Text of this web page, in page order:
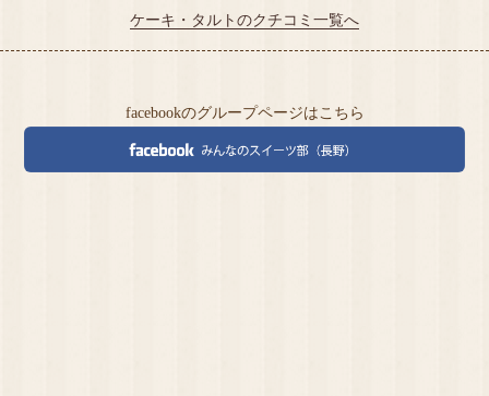
ケーキ・タルトのクチコミ一覧へ
facebookのグループページはこちら